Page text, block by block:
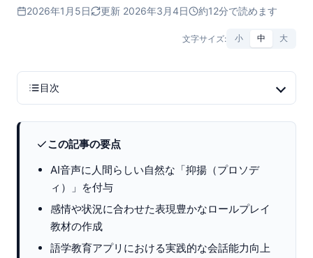
2026年1月5日 更新 2026年3月4日 約12分で読めます
文字サイズ: 小 中 大
目次
この記事の要点
AI音声に人間らしい自然な「抑揚（プロソデ
ィ）」を付与
感情や状況に合わせた表現豊かなロールプレイ
教材の作成
語学教育アプリにおける実践的な会話能力向上